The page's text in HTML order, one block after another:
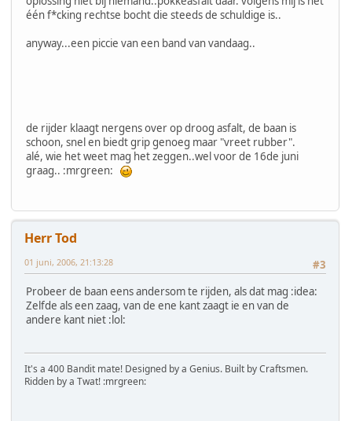
één f*cking rechtse bocht die steeds de schuldige is..
anyway...een piccie van een band van vandaag..
de rijder klaagt nergens over op droog asfalt, de baan is
schoon, snel en biedt grip genoeg maar "vreet rubber".
alé, wie het weet mag het zeggen..wel voor de 16de juni
graag.. :mrgreen:
Herr Tod
#3
01 juni, 2006, 21:13:28
Probeer de baan eens andersom te rijden, als dat mag :idea:
Zelfde als een zaag, van de ene kant zaagt ie en van de
andere kant niet :lol:
It's a 400 Bandit mate! Designed by a Genius. Built by Craftsmen.
Ridden by a Twat! :mrgreen: